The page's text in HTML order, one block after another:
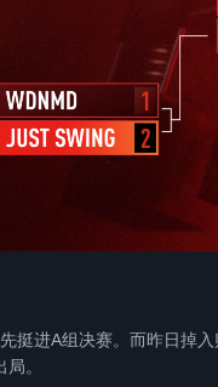
挺进A组决赛。而昨日掉
。